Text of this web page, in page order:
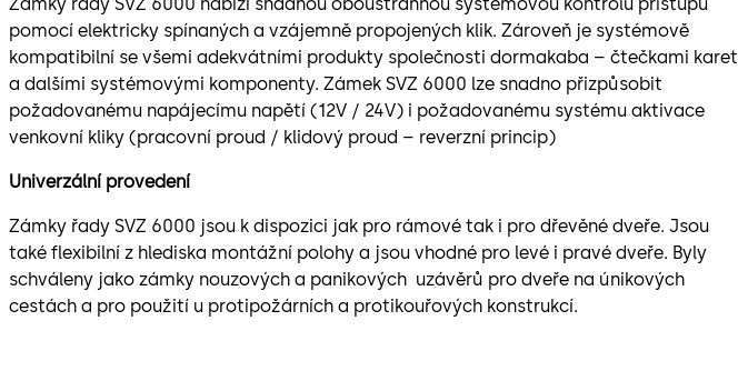
pomocí elektricky spínaných a vzájemně propojených klik. Zároveň je systémově
kompatibilní se všemi adekvátními produkty společnosti dormakaba – čtečkami karet
a dalšími systémovými komponenty. Zámek SVZ 6000 lze snadno přizpůsobit
požadovanému napájecímu napětí (12V / 24V) i požadovanému systému aktivace
venkovní kliky (pracovní proud / klidový proud – reverzní princip)
Univerzální provedení
Zámky řady SVZ 6000 jsou k dispozici jak pro rámové tak i pro dřevěné dveře. Jsou
také flexibilní z hlediska montážní polohy a jsou vhodné pro levé i pravé dveře. Byly
schváleny jako zámky nouzových a panikových uzávěrů pro dveře na únikových
cestách a pro použití u protipožárních a protikouřových konstrukcí.